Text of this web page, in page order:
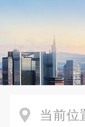
当前位